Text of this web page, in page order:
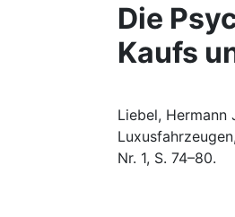
Die
Kaufs
Liebel,
Nr. 1, S. 74–80.